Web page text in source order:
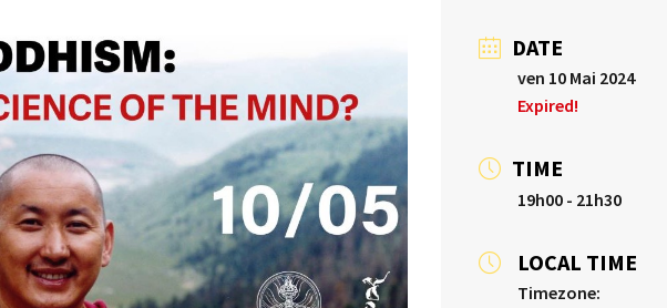
DATE
ven 10 Mai 2024
Expired!
TIME
19h00 - 21h30
LOCAL TIME
Timezone: